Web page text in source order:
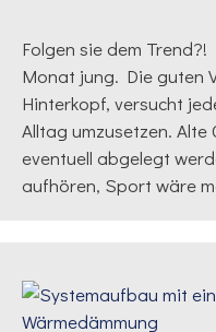
Folgen sie dem
Monat jung. Die guten
Hinterkopf, versucht
Alltag umzusetzen. Alte
eventuell abgelegt
aufhören, Sport wäre